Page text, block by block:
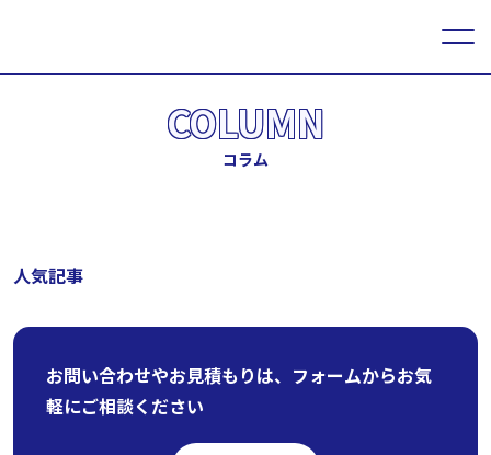
COLUMN
コラム
人気記事
お問い合わせやお見積もりは、フォームからお気
軽にご相談ください